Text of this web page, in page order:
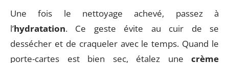
Une fois le nettoyage achevé, passez à
l’hydratation. Ce geste évite au cuir de se
dessécher et de craqueler avec le temps. Quand le
porte-cartes est bien sec, étalez une crème